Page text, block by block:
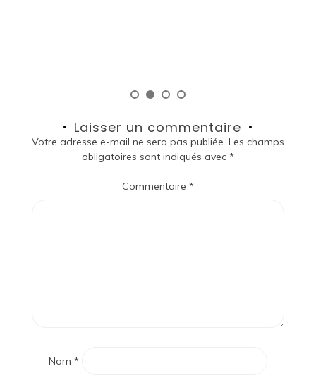
Laisser un commentaire
Votre adresse e-mail ne sera pas publiée. Les champs
obligatoires sont indiqués avec *
Commentaire *
Nom *